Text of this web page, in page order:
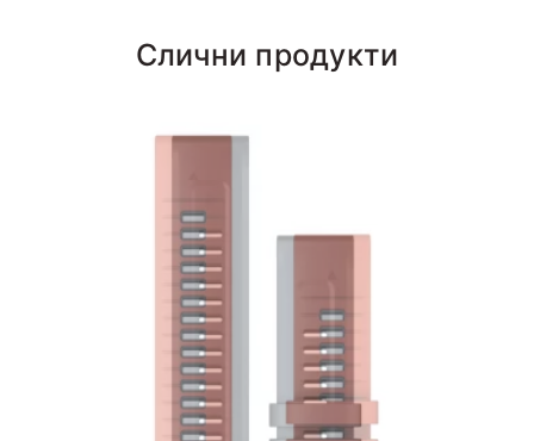
Слични продукти